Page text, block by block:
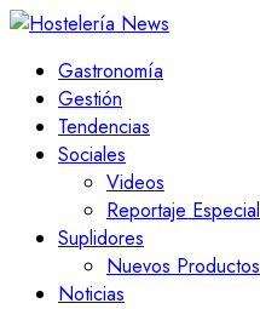
Gastronomía
Gestión
Tendencias
Sociales
Videos
Reportaje Especial
Suplidores
Nuevos Productos
Noticias